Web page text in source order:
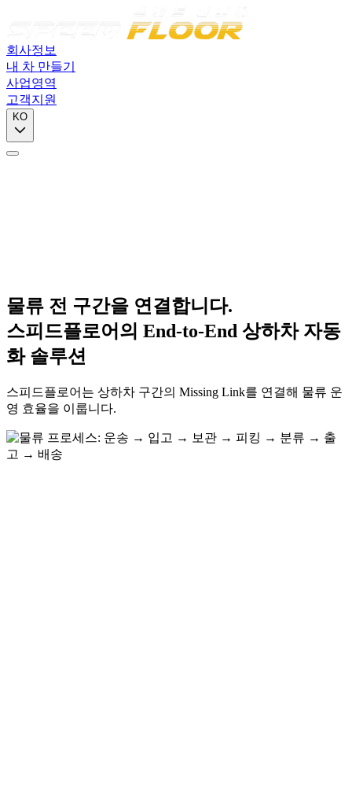
회사정보
내 차 만들기
사업영역
고객지원
KO
물류 전 구간을 연결합니다.
스피드플로어의 End‑to‑End 상하차 자동
화 솔루션
스피드플로어는 상하차 구간의 Missing Link를 연결해 물류 운
영 효율을 이룹니다.